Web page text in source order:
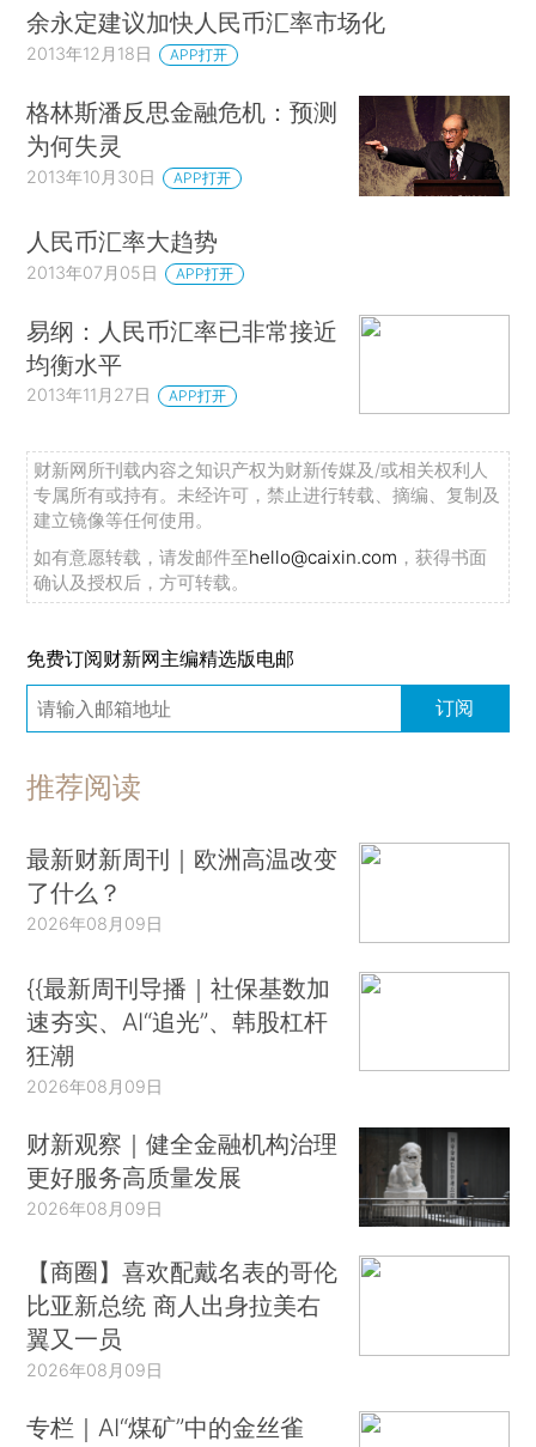
余永定建议加快人民币汇率市场化
2013年12月18日 APP打开
格林斯潘反思金融危机：预测
为何失灵
2013年10月30日 APP打开
人民币汇率大趋势
2013年07月05日 APP打开
易纲：人民币汇率已非常接近
均衡水平
2013年11月27日 APP打开
财新网所刊载内容之知识产权为财新传媒及/或相关权利人
专属所有或持有。未经许可，禁止进行转载、摘编、复制及
建立镜像等任何使用。
如有意愿转载，请发邮件至hello@caixin.com ，获得书面
确认及授权后，方可转载。
免费订阅财新网主编精选版电邮
订阅
推荐阅读
最新财新周刊｜欧洲高温改变
了什么？
2026年08月09日
{{最新周刊导播｜社保基数加
速夯实、AI“追光”、韩股杠杆
狂潮
2026年08月09日
财新观察｜健全金融机构治理
更好服务高质量发展
2026年08月09日
【商圈】喜欢配戴名表的哥伦
比亚新总统 商人出身拉美右
翼又一员
2026年08月09日
专栏｜AI“煤矿”中的金丝雀